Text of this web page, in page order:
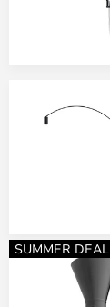
SUMMER DEAL